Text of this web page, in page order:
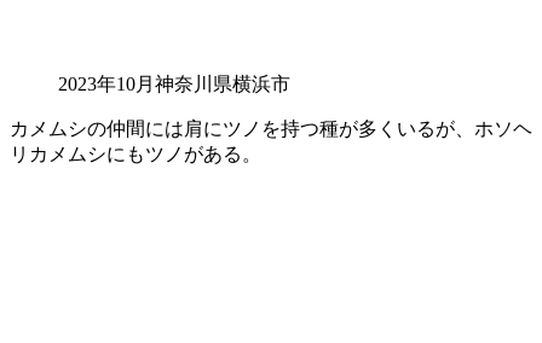
2023年10月神奈川県横浜市
カメムシの仲間には肩にツノを持つ種が多くいるが、ホソヘ
リカメムシにもツノがある。